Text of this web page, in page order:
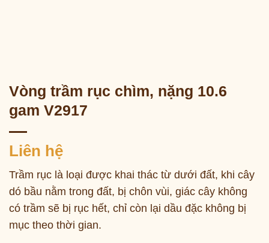
Vòng trầm rục chìm, nặng 10.6
gam V2917
Liên hệ
Trầm rục là loại được khai thác từ dưới đất, khi cây
dó bầu nằm trong đất, bị chôn vùi, giác cây không
có trầm sẽ bị rục hết, chỉ còn lại dầu đặc không bị
mục theo thời gian.